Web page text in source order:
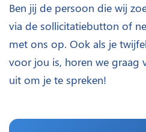
Ben jij de persoon die wij
via de sollicitatiebutton of
met ons op. Ook als je
voor jou is, horen we graag
uit om je te spreken!